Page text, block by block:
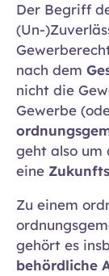
Der Begriff
(Un-
nach dem
nicht die
Gewerbe
geht also um
eine
Zu einem
gehört es
behördliche